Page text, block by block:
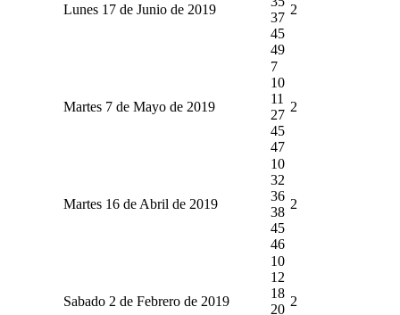
Lunes 17 de Junio de 2019
37
45
49
2
Martes 7 de Mayo de 2019
7
10
11
27
45
47
2
Martes 16 de Abril de 2019
10
32
36
38
45
46
2
Sabado 2 de Febrero de 2019
10
12
18
20
2